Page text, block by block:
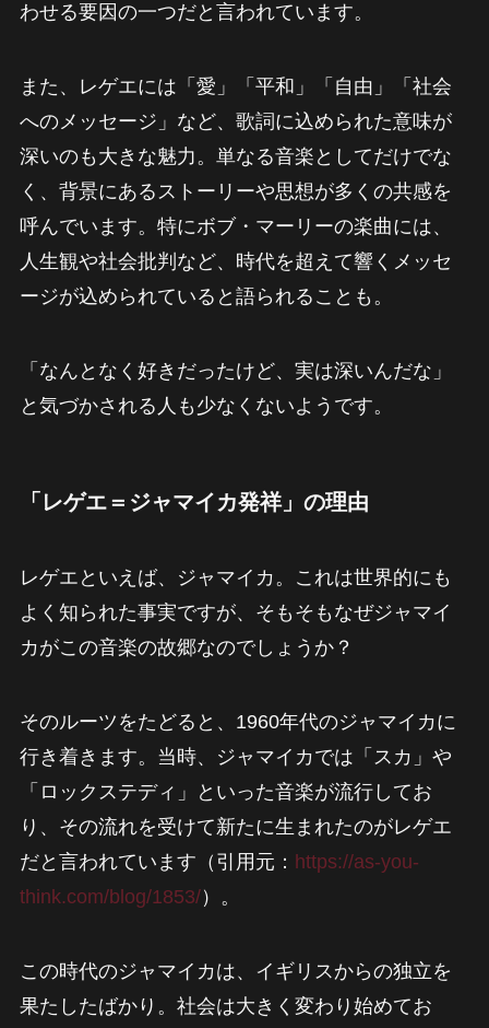
わせる要因の一つだと言われています。
また、レゲエには「愛」「平和」「自由」「社会
へのメッセージ」など、歌詞に込められた意味が
深いのも大きな魅力。単なる音楽としてだけでな
く、背景にあるストーリーや思想が多くの共感を
呼んでいます。特にボブ・マーリーの楽曲には、
人生観や社会批判など、時代を超えて響くメッセ
ージが込められていると語られることも。
「なんとなく好きだったけど、実は深いんだな」
と気づかされる人も少なくないようです。
「レゲエ＝ジャマイカ発祥」の理由
レゲエといえば、ジャマイカ。これは世界的にも
よく知られた事実ですが、そもそもなぜジャマイ
カがこの音楽の故郷なのでしょうか？
そのルーツをたどると、1960年代のジャマイカに
行き着きます。当時、ジャマイカでは「スカ」や
「ロックステディ」といった音楽が流行してお
り、その流れを受けて新たに生まれたのがレゲエ
だと言われています（引用元： https://as-you-
think.com/blog/1853/）。
この時代のジャマイカは、イギリスからの独立を
果たしたばかり。社会は大きく変わり始めてお